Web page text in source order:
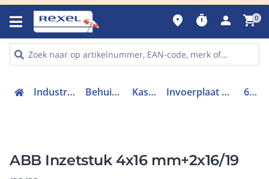
place timer person shopping_cart0
Industriele componenten Behuizingen en kasten Kast / lessenaar Invoerplaat op sparing kast / lessenaar 6931.130
ABB Inzetstuk 4x16 mm+2x16/19